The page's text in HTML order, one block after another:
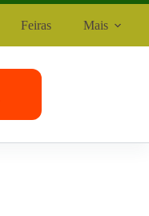
Feiras Mais